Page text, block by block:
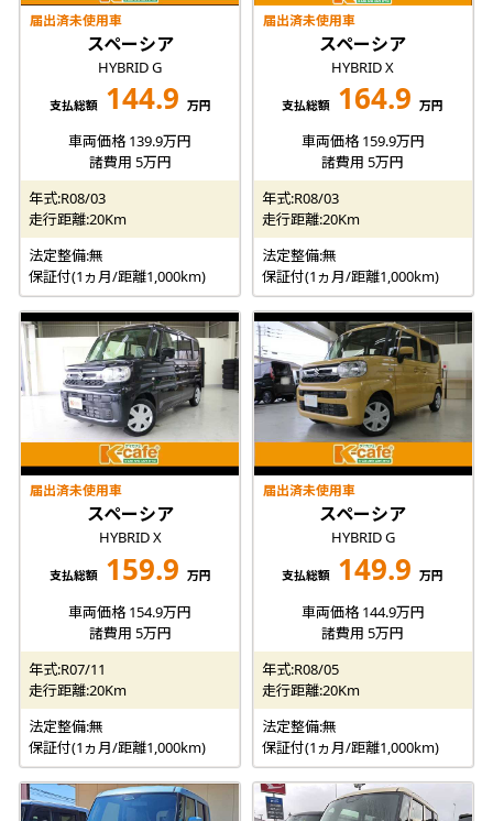
届出済未使用車
スペーシア
HYBRID G
支払総額 144.9 万円
車両価格 139.9万円
諸費用 5万円
年式:R08/03
走行距離:20Km
法定整備:無
保証付(1ヵ月/距離1,000km)
届出済未使用車
スペーシア
HYBRID X
支払総額 164.9 万円
車両価格 159.9万円
諸費用 5万円
年式:R08/03
走行距離:20Km
法定整備:無
保証付(1ヵ月/距離1,000km)
届出済未使用車
スペーシア
HYBRID X
支払総額 159.9 万円
車両価格 154.9万円
諸費用 5万円
年式:R07/11
走行距離:20Km
法定整備:無
保証付(1ヵ月/距離1,000km)
届出済未使用車
スペーシア
HYBRID G
支払総額 149.9 万円
車両価格 144.9万円
諸費用 5万円
年式:R08/05
走行距離:20Km
法定整備:無
保証付(1ヵ月/距離1,000km)